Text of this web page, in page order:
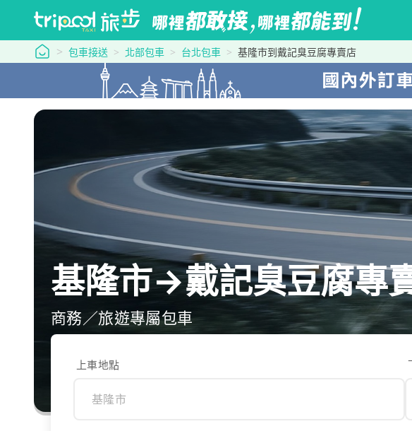
tripool 旅步
包車接送 北部包車 台北包車 基隆市到戴記臭豆腐專賣店
基隆市→戴記臭豆腐專
商務／旅遊專屬包車
上車地點